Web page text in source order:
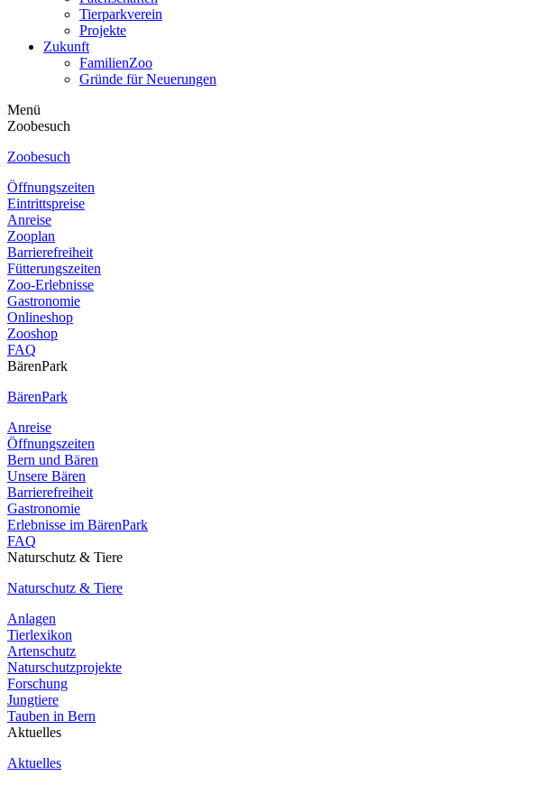
Tierparkverein
Projekte
Zukunft
FamilienZoo
Gründe für Neuerungen
Menü
Zoobesuch
Zoobesuch
Öffnungszeiten
Eintrittspreise
Anreise
Zooplan
Barrierefreiheit
Fütterungszeiten
Zoo-Erlebnisse
Gastronomie
Onlineshop
Zooshop
FAQ
BärenPark
BärenPark
Anreise
Öffnungszeiten
Bern und Bären
Unsere Bären
Barrierefreiheit
Gastronomie
Erlebnisse im BärenPark
FAQ
Naturschutz & Tiere
Naturschutz & Tiere
Anlagen
Tierlexikon
Artenschutz
Naturschutzprojekte
Forschung
Jungtiere
Tauben in Bern
Aktuelles
Aktuelles